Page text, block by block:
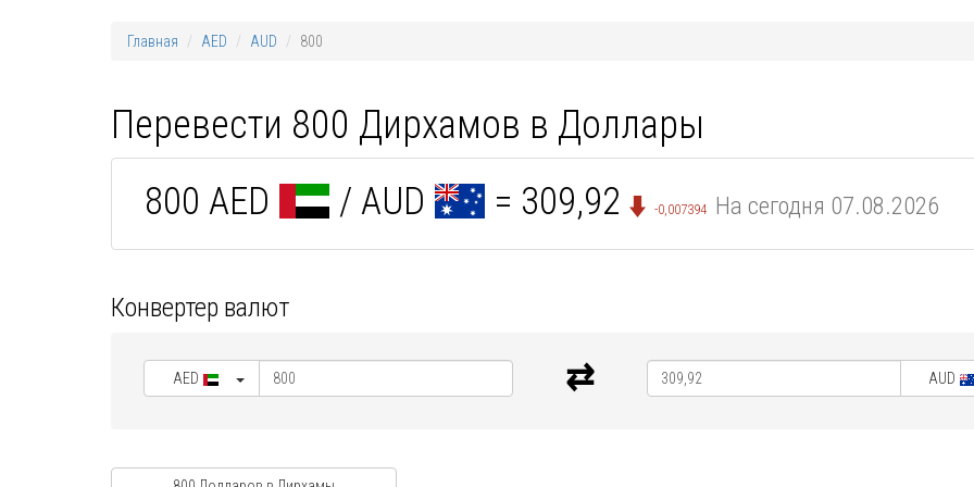
Главная AED AUD 800
Перевести 800 Дирхамов в Доллары
800 AED / AUD = 309,92 -0,007394 На сегодня 07.08.2026
Конвертер валют
AED AUD